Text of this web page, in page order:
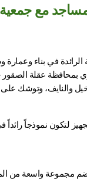
مع جمعية
لتكون نموذجاً رائداً
مجموعة واسعة من